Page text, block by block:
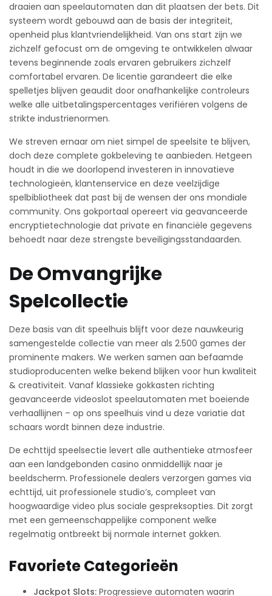
draaien aan speelautomaten dan dit plaatsen der bets. Dit
systeem wordt gebouwd aan de basis der integriteit,
openheid plus klantvriendelijkheid. Van ons start zijn we
zichzelf gefocust om de omgeving te ontwikkelen alwaar
tevens beginnende zoals ervaren gebruikers zichzelf
comfortabel ervaren. De licentie garandeert die elke
spelletjes blijven geaudit door onafhankelijke controleurs
welke alle uitbetalingspercentages verifiëren volgens de
strikte industrienormen.
We streven ernaar om niet simpel de speelsite te blijven,
doch deze complete gokbeleving te aanbieden. Hetgeen
houdt in die we doorlopend investeren in innovatieve
technologieën, klantenservice en deze veelzijdige
spelbibliotheek dat past bij de wensen der ons mondiale
community. Ons gokportaal opereert via geavanceerde
encryptietechnologie dat private en financiële gegevens
behoedt naar deze strengste beveiligingsstandaarden.
De Omvangrijke
Spelcollectie
Deze basis van dit speelhuis blijft voor deze nauwkeurig
samengestelde collectie van meer als 2.500 games der
prominente makers. We werken samen aan befaamde
studioproducenten welke bekend blijken voor hun kwaliteit
& creativiteit. Vanaf klassieke gokkasten richting
geavanceerde videoslot speelautomaten met boeiende
verhaallijnen – op ons speelhuis vind u deze variatie dat
schaars wordt binnen deze industrie.
De echttijd speelsectie levert alle authentieke atmosfeer
aan een landgebonden casino onmiddellijk naar je
beeldscherm. Professionele dealers verzorgen games via
echttijd, uit professionele studio’s, compleet van
hoogwaardige video plus sociale gespreksopties. Dit zorgt
met een gemeenschappelijke component welke
regelmatig ontbreekt bij normale internet gokken.
Favoriete Categorieën
Jackpot Slots: Progressieve automaten waarin